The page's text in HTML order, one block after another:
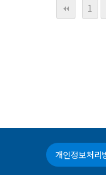
1
개인정보처리